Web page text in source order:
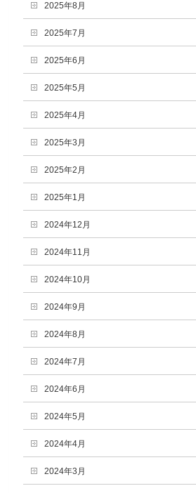
2025年8月
2025年7月
2025年6月
2025年5月
2025年4月
2025年3月
2025年2月
2025年1月
2024年12月
2024年11月
2024年10月
2024年9月
2024年8月
2024年7月
2024年6月
2024年5月
2024年4月
2024年3月